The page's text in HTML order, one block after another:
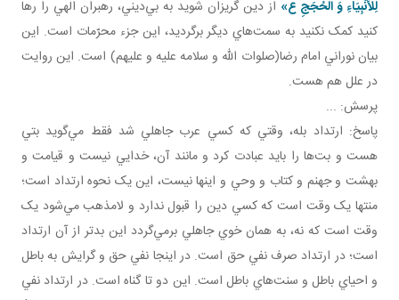
لِلْأَنْبِيَاءِ وَ الْحُجَجِ ع» از دين گريزان شويد به بي‌ديني، رهبران الهي را رها
کنيد کمک نکنيد به سمت‌هاي ديگر برگرديد، اين جزء محرّمات است. اين
بيان نوراني امام رضا(صلوات الله و سلامه عليه و عليهم) است. اين روايت
در علل هم هست.
پرسش: ...
پاسخ: ارتداد بله، وقتي که کسي عرب جاهلي شد فقط مي‌گويد بتي
هست و بت‌ها را بايد عبادت کرد و مانند آن، خدايي نيست و قيامت و
بهشت و جهنم و کتاب و وحي و اينها نيست، اين يک نحوه ارتداد است؛
منتها يک وقت است که کسي دين را قبول ندارد و لامذهب مي‌شود يک
وقت است که نه، به همان خوي جاهلي برمي‌گردد اين بدتر از آن ارتداد
است؛ در ارتداد صرف نفي حق است. در اينجا نفي حق و گرايش به باطل
و احياي باطل و سنت‌هاي باطل است. اين دو تا گناه است. در ارتداد نفي